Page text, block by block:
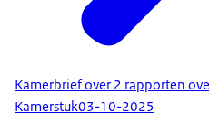
Kamerbrief over 2 rapporten
Kamerstuk03-10-2025